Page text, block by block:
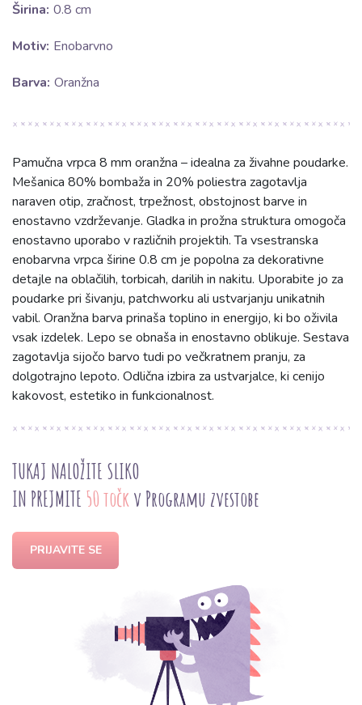
Širina: 0.8 cm
Motiv: Enobarvno
Barva: Oranžna
Pamučna vrpca 8 mm oranžna – idealna za živahne poudarke.
Mešanica 80% bombaža in 20% poliestra zagotavlja
naraven otip, zračnost, trpežnost, obstojnost barve in
enostavno vzdrževanje. Gladka in prožna struktura omogoča
enostavno uporabo v različnih projektih. Ta vsestranska
enobarvna vrpca širine 0.8 cm je popolna za dekorativne
detajle na oblačilih, torbicah, darilih in nakitu. Uporabite jo za
poudarke pri šivanju, patchworku ali ustvarjanju unikatnih
vabil. Oranžna barva prinaša toplino in energijo, ki bo oživila
vsak izdelek. Lepo se obnaša in enostavno oblikuje. Sestava
zagotavlja sijočo barvo tudi po večkratnem pranju, za
dolgotrajno lepoto. Odlična izbira za ustvarjalce, ki cenijo
kakovost, estetiko in funkcionalnost.
TUKAJ NALOŽITE SLIKO
IN PREJMITE 50 točk v Programu zvestobe
PRIJAVITE SE